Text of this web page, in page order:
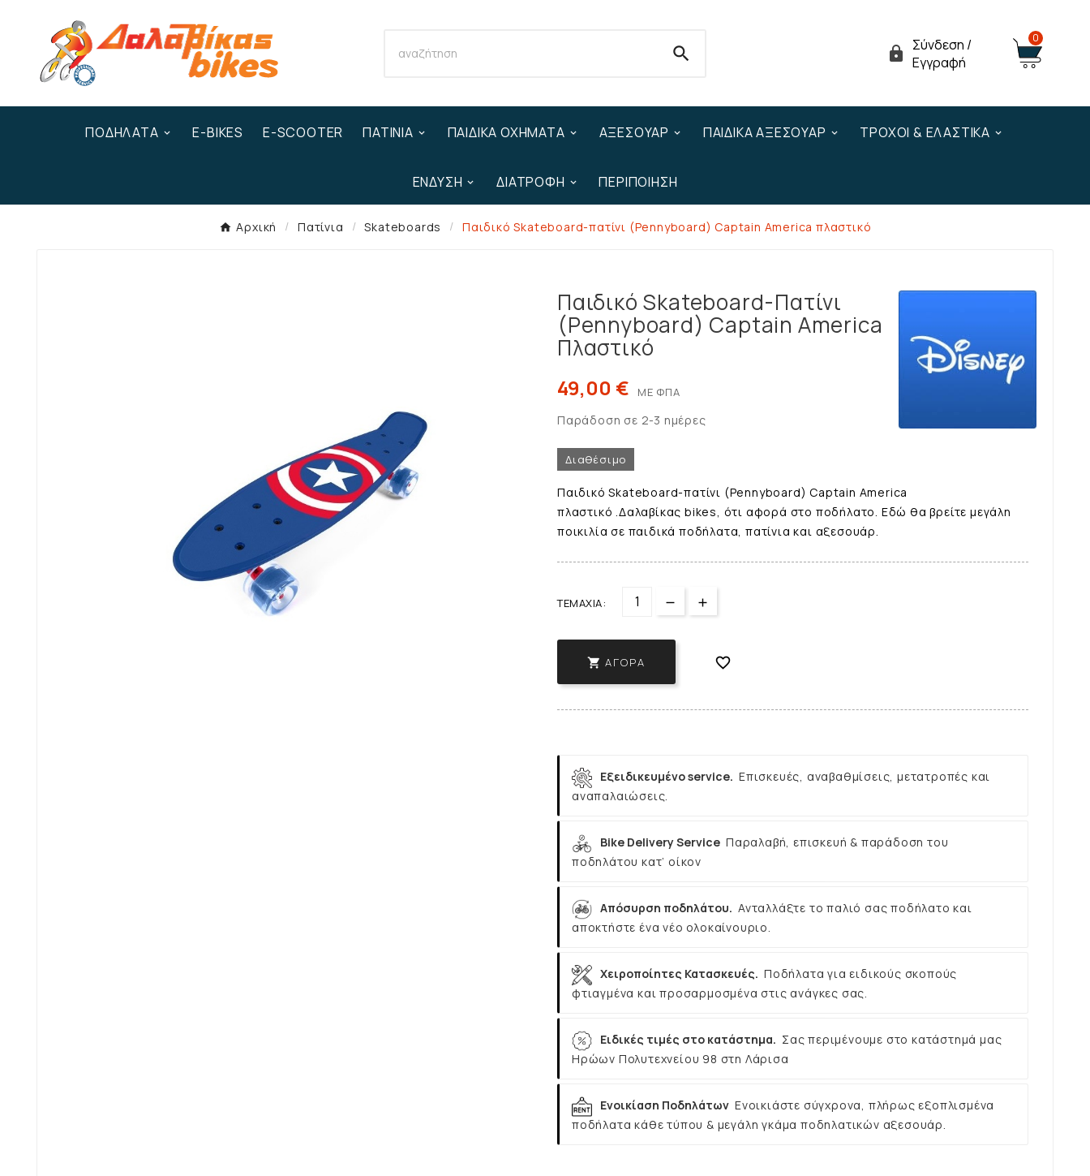
  Σύνδεση /
Εγγραφή
0
ΠΟΔΉΛΑΤΑ E-BIKES E-SCOOTER ΠΑΤΊΝΙΑ ΠΑΙΔΙΚΆ ΟΧΉΜΑΤΑ ΑΞΕΣΟΥΆΡ ΠΑΙΔΙΚΆ ΑΞΕΣΟΥΆΡ ΤΡΟΧΟΊ & ΕΛΑΣΤΙΚΆ
ΈΝΔΥΣΗ ΔΙΑΤΡΟΦΉ ΠΕΡΙΠΟΊΗΣΗ
Αρχική Πατίνια Skateboards Παιδικό Skateboard-πατίνι (Pennyboard) Captain America πλαστικό
Παιδικό Skateboard-Πατίνι
(Pennyboard) Captain America
Πλαστικό
49,00 € ΜΕ ΦΠΑ
Παράδοση σε 2-3 ημέρες
Διαθέσιμο
Παιδικό Skateboard-πατίνι (Pennyboard) Captain America
πλαστικό .Δαλαβίκας bikes, ότι αφορά στο ποδήλατο. Εδώ θα βρείτε μεγάλη
ποικιλία σε παιδικά ποδήλατα, πατίνια και αξεσουάρ.
ΤΕΜΆΧΙΑ:
 ΑΓΟΡΆ 
Εξειδικευμένο service. Επισκευές, αναβαθμίσεις, μετατροπές και
αναπαλαιώσεις.
Bike Delivery Service Παραλαβή, επισκευή & παράδοση του
ποδηλάτου κατ’ οίκον
Απόσυρση ποδηλάτου. Ανταλλάξτε το παλιό σας ποδήλατο και
αποκτήστε ένα νέο ολοκαίνουριο.
Χειροποίητες Κατασκευές. Ποδήλατα για ειδικούς σκοπούς
φτιαγμένα και προσαρμοσμένα στις ανάγκες σας.
Ειδικές τιμές στο κατάστημα. Σας περιμένουμε στο κατάστημά μας
Ηρώων Πολυτεχνείου 98 στη Λάρισα
Ενοικίαση Ποδηλάτων Ενοικιάστε σύγχρονα, πλήρως εξοπλισμένα
ποδήλατα κάθε τύπου & μεγάλη γκάμα ποδηλατικών αξεσουάρ.